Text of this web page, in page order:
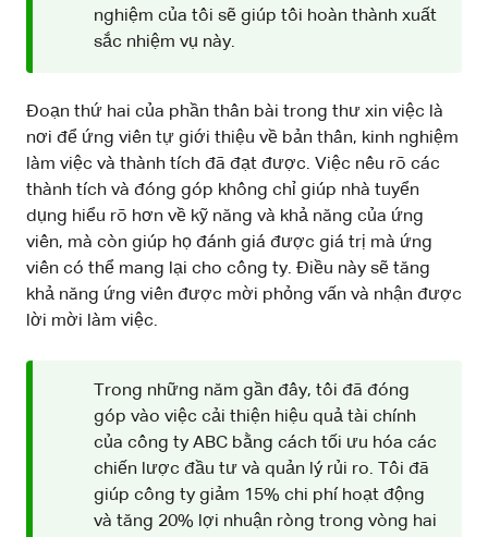
nghiệm của tôi sẽ giúp tôi hoàn thành xuất
sắc nhiệm vụ này.
Đoạn thứ hai của phần thân bài trong thư xin việc là
nơi để ứng viên tự giới thiệu về bản thân, kinh nghiệm
làm việc và thành tích đã đạt được. Việc nêu rõ các
thành tích và đóng góp không chỉ giúp nhà tuyển
dụng hiểu rõ hơn về kỹ năng và khả năng của ứng
viên, mà còn giúp họ đánh giá được giá trị mà ứng
viên có thể mang lại cho công ty. Điều này sẽ tăng
khả năng ứng viên được mời phỏng vấn và nhận được
lời mời làm việc.
Trong những năm gần đây, tôi đã đóng
góp vào việc cải thiện hiệu quả tài chính
của công ty ABC bằng cách tối ưu hóa các
chiến lược đầu tư và quản lý rủi ro. Tôi đã
giúp công ty giảm 15% chi phí hoạt động
và tăng 20% lợi nhuận ròng trong vòng hai